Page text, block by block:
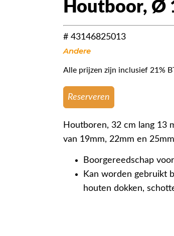
Houtboor, Ø
# 43146825013
Andere
Alle prijzen zijn inclusief 21%
Reserveren
Houtboren, 32 cm lang 13
van 19mm, 22mm en
Boorgereedschap
Kan worden gebruikt
houten dokken,